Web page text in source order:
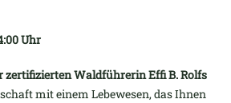
Uhr
Waldführerin Effi B. Rolfs
mit einem Lebewesen, das Ihnen